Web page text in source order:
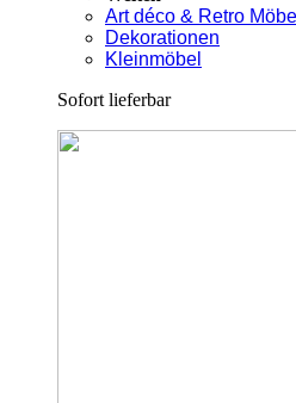
Art déco & Retro Möbel
Dekorationen
Kleinmöbel
Sofort lieferbar